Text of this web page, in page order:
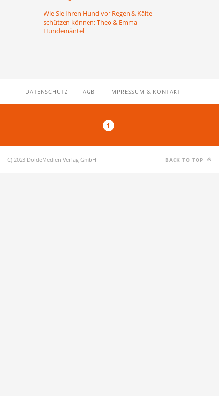
Wie Sie Ihren Hund vor Regen & Kälte
schützen können: Theo & Emma
Hundemäntel
DATENSCHUTZ AGB IMPRESSUM & KONTAKT
C) 2023 DoldeMedien Verlag GmbH BACK TO TOP